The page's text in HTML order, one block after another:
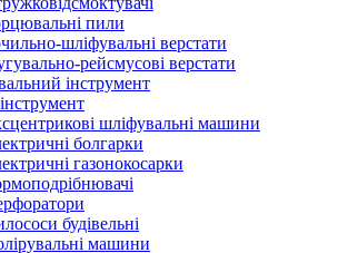
пили
шліфувальні верстати
рейсмусові верстати
інструмент
шліфувальні машини
болгарки
газонокосарки
будівельні
машини